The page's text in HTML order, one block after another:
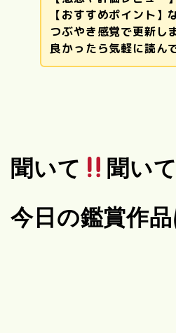
【おすすめポイント】
つぶやき感覚で更新し
良かったら気軽に読ん
聞いて
聞いて
今日の鑑賞作